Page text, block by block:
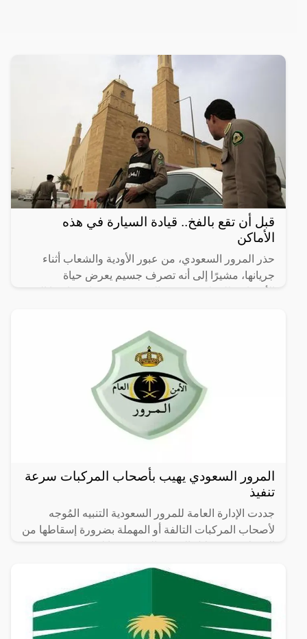
قبل أن تقع بالفخ.. قيادة السيارة في هذه
الأماكن
حذر المرور السعودي، من عبور الأودية والشعاب أثناء
جريانها، مشيرًا إلى أنه تصرف جسيم يعرض حياة
المرور السعودي يهيب بأصحاب المركبات سرعة
تنفيذ
جددت الإدارة العامة للمرور السعودية التنبيه المُوجه
لأصحاب المركبات التالفة أو المهملة بضرورة إسقاطها من